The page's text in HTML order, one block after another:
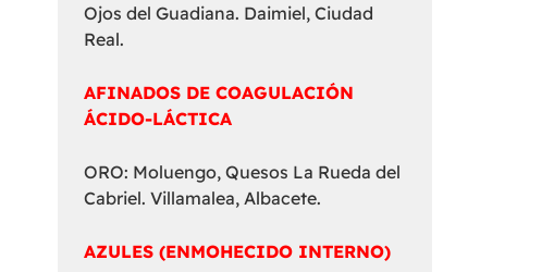
Ojos del Guadiana. Daimiel, Ciudad
Real.
AFINADOS DE COAGULACIÓN
ÁCIDO-LÁCTICA
ORO: Moluengo, Quesos La Rueda del
Cabriel. Villamalea, Albacete.
AZULES (ENMOHECIDO INTERNO)